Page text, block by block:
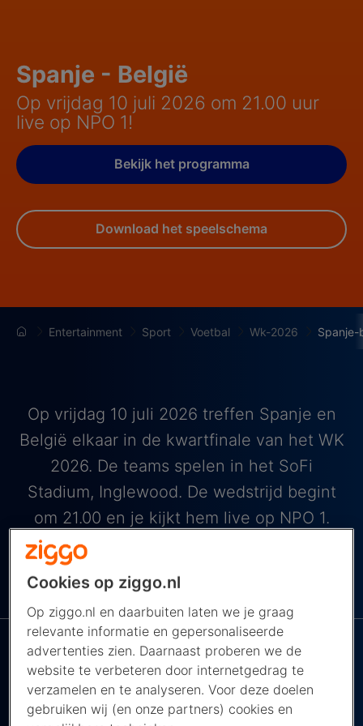
Spanje - België
Op vrijdag 10 juli 2026 om 21.00 uur
live op NPO 1!
Bekijk het programma
Download het speelschema
Entertainment Sport Voetbal Wk-2026
Op vrijdag 10 juli 2026 treffen Spanje en
België elkaar in de kwartfinale van het WK
2026. De teams spelen in het SoFi
Stadium, Inglewood. De wedstrijd begint
om 21.00 en je kijkt hem live op NPO 1.
NAVIGEER NAAR ...
Cookies op ziggo.nl
Op ziggo.nl en daarbuiten laten we je graag
relevante informatie en gepersonaliseerde
advertenties zien. Daarnaast proberen we de
website te verbeteren door internetgedrag te
verzamelen en te analyseren. Voor deze doelen
gebruiken wij (en onze partners) cookies en